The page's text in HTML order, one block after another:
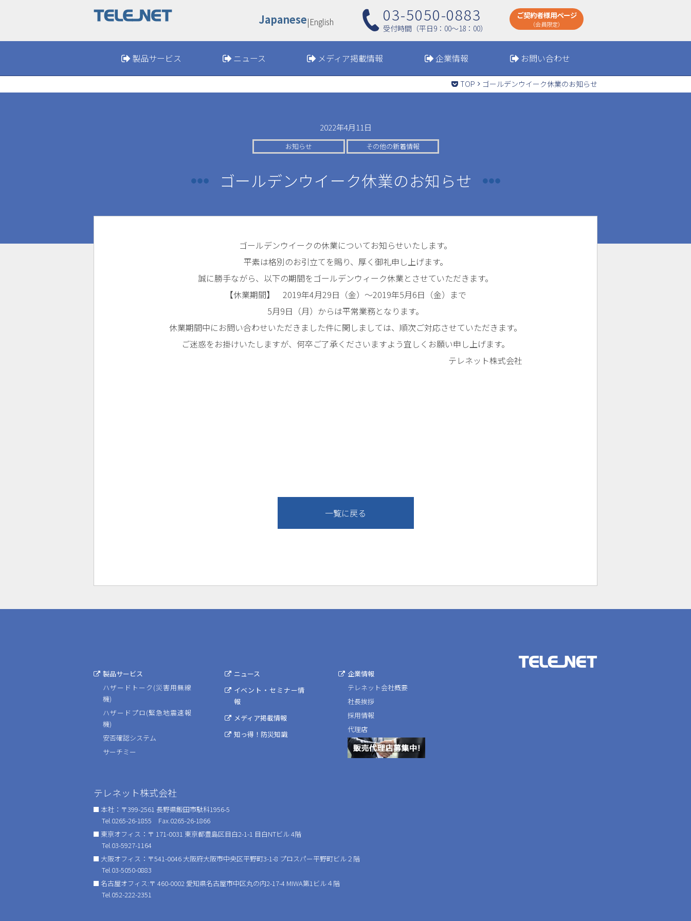
Japanese|English 03-5050-0883
受付時間（平日9：00〜18：00）
ご契約者様用ページ
（会員限定）
製品サービス ニュース メディア掲載情報 企業情報 お問い合わせ
TOP ゴールデンウイーク休業のお知らせ
2022年4月11日
お知らせ その他の新着情報
ゴールデンウイーク休業のお知らせ
ゴールデンウイークの休業についてお知らせいたします。
平素は格別のお引立てを賜り、厚く御礼申し上げます。
誠に勝手ながら、以下の期間をゴールデンウィーク休業とさせていただきます。
【休業期間】 2019年4月29日（金）～2019年5月6日（金）まで
5月9日（月）からは平常業務となります。
休業期間中にお問い合わせいただきました件に関しましては、順次ご対応させていただきます。
ご迷惑をお掛けいたしますが、何卒ご了承くださいますよう宜しくお願い申し上げます。
テレネット株式会社
一覧に戻る
製品サービス
ハザードトーク(災害用無線
機)
ハザードプロ(緊急地震速報
機)
安否確認システム
サーチミー
ニュース
イベント・セミナー情
報
メディア掲載情報
知っ得！防災知識
企業情報
テレネット会社概要
社長挨拶
採用情報
代理店
テレネット株式会社
本社：〒399-2561 長野県飯田市駄科1956-5
Tel.0265-26-1855 Fax.0265-26-1866
東京オフィス：〒 171-0031 東京都豊島区目白2-1-1 目白NTビル 4階
Tel.03-5927-1164
大阪オフィス：〒541-0046 大阪府大阪市中央区平野町3-1-8 プロスパー平野町ビル２階
Tel.03-5050-0883
名古屋オフィス:〒 460-0002 愛知県名古屋市中区丸の内2-17-4 MIWA第1ビル４階
Tel.052-222-2351